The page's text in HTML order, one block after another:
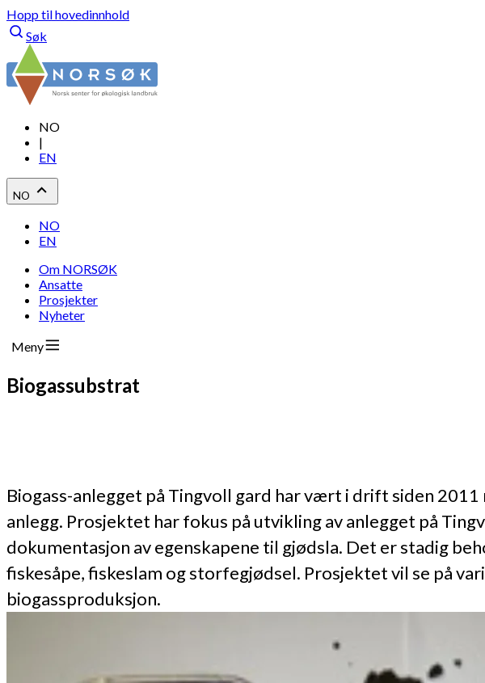
Hopp til hovedinnhold
Søk
NO
|
EN
NO
NO
EN
Om NORSØK
Ansatte
Prosjekter
Nyheter
Meny
Biogassubstrat
Biogass-anlegget på Tingvoll gard har vært i drift siden
anlegg. Prosjektet har fokus på utvikling av anlegget på
dokumentasjon av egenskapene til gjødsla. Det er stadig
fiskesåpe, fiskeslam og storfegjødsel. Prosjektet vil se på
biogassproduksjon.